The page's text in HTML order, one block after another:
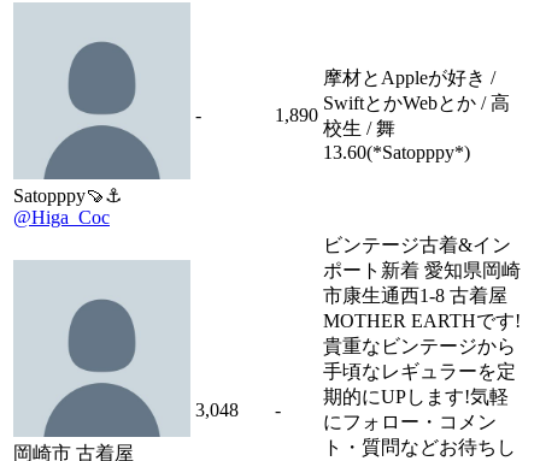
Satopppy🍠⚓
@Higa_Coc
- 1,890
摩材とAppleが好き /
SwiftとかWebとか / 高
校生 / 舞
13.60(*Satopppy*)
岡崎市 古着屋
3,048 -
ビンテージ古着&イン
ポート新着 愛知県岡崎
市康生通西1-8 古着屋
MOTHER EARTHです!
貴重なビンテージから
手頃なレギュラーを定
期的にUPします!気軽
にフォロー・コメン
ト・質問などお待ちし